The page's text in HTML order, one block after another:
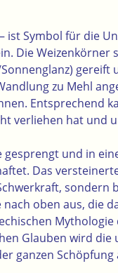
ist Symbol für die
Die Weizenkörner
zu Mehl
Entsprechend
verliehen hat und
gesprengt und in
Das
sondern
oben aus, die
Glauben wird
ganzen